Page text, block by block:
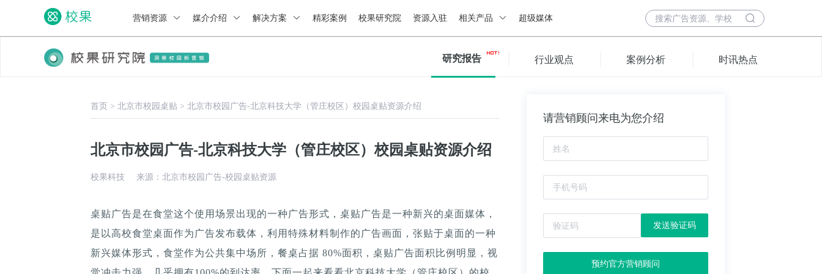
营销资源 媒介介绍 解决方案 精彩案例 校果研究院 资源入驻 相关产品 超级媒体
研究报告 行业观点 案例分析 时讯热点
首页 > 北京市校园桌贴 > 北京市校园广告-北京科技大学（管庄校区）校园桌贴资源介绍
北京市校园广告-北京科技大学（管庄校区）校园桌贴资源介绍
校果科技 来源：北京市校园广告-校园桌贴资源
桌贴广告是在食堂这个使用场景出现的一种广告形式，桌贴广告是一种新兴的桌面媒体，
是以高校食堂桌面作为广告发布载体，利用特殊材料制作的广告画面，张贴于桌面的一种
新兴媒体形式，食堂作为公共集中场所，餐桌占据 80%面积，桌贴广告面积比例明显，视
请营销顾问来电为您介绍
发送验证码
预约官方营销顾问